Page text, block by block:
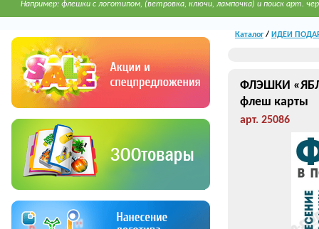
Например: флешки с логотипом, (ветровка, ключи, лампочка) и поиск арт.
Каталог/ ИДЕИ
ФЛЭШКИ
флеш карты
арт. 25086